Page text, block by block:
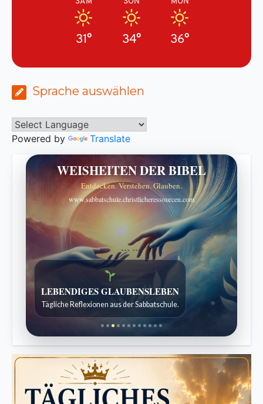
31° 34° 36°
Sprache auswählen
Powered by Translate
WEISHEITEN DER BIBEL
Entdecken. Verstehen. Glauben.
www.sabbatschule.christlicheressourcen.com
```
Bibelgeschichten zum Staunen
Kindergeschichten für 7 bis 12 Jahre.
```